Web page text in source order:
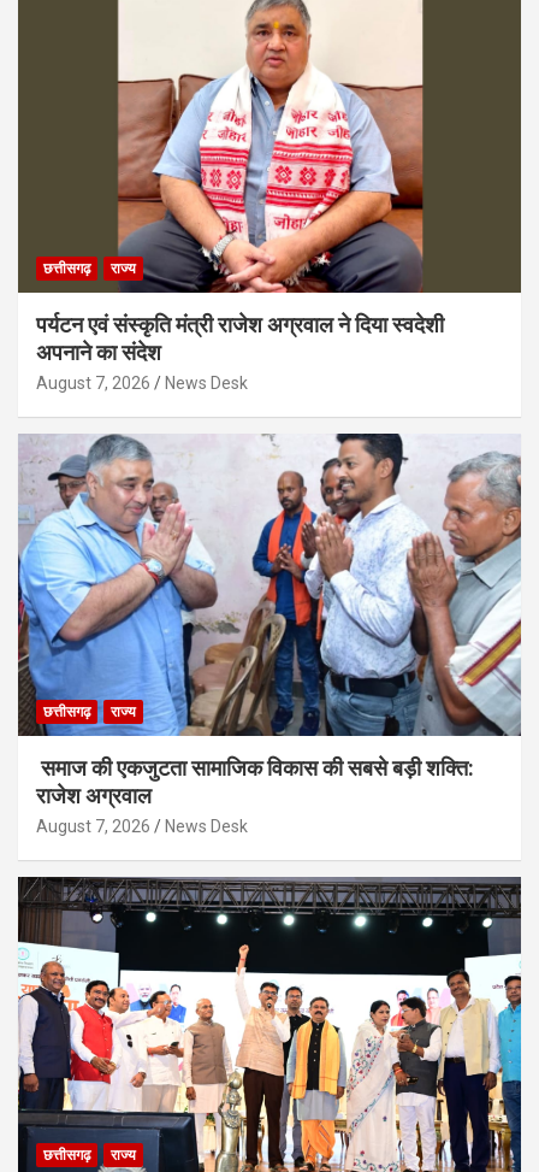
छत्तीसगढ़ राज्य
पर्यटन एवं संस्कृति मंत्री राजेश अग्रवाल ने दिया स्वदेशी
अपनाने का संदेश
August 7, 2026 News Desk
छत्तीसगढ़ राज्य
समाज की एकजुटता सामाजिक विकास की सबसे बड़ी शक्ति:
राजेश अग्रवाल
August 7, 2026 News Desk
छत्तीसगढ़ राज्य